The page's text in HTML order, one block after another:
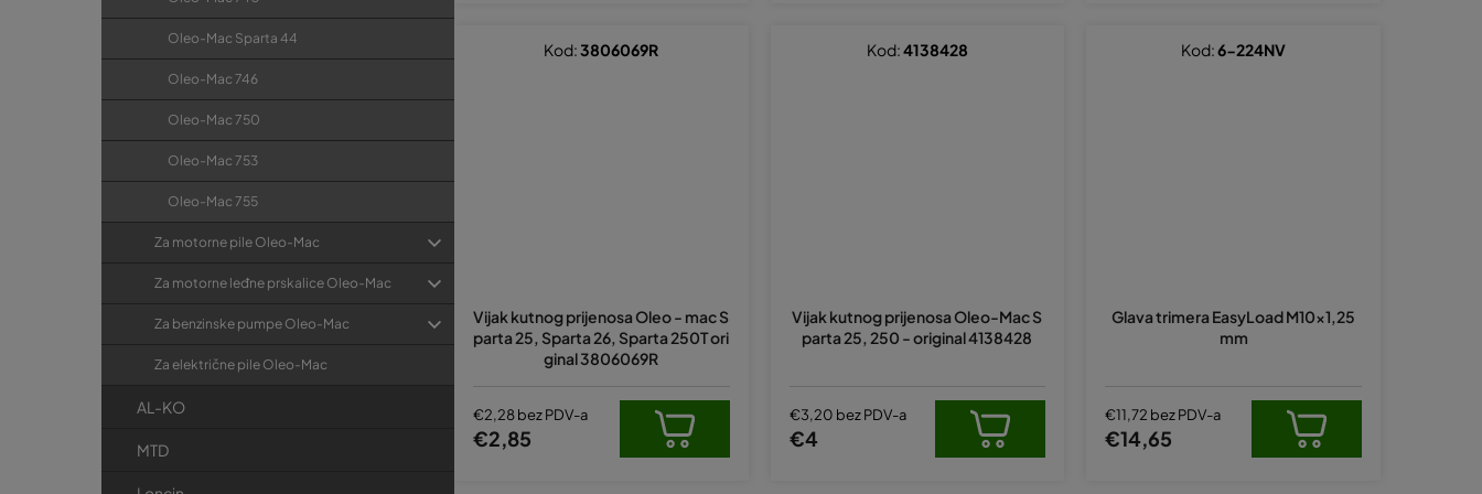
Oleo-Mac Sparta 44
Oleo-Mac 746
Oleo-Mac 750
Oleo-Mac 753
Oleo-Mac 755
Za motorne pile Oleo-Mac
Za motorne leđne prskalice Oleo-Mac
Za benzinske pumpe Oleo-Mac
Za električne pile Oleo-Mac
AL-KO
MTD
Vijak kutnog prijenosa Oleo - mac S
parta 25, Sparta 26, Sparta 250T ori
ginal 3806069R
€2,28 bez PDV-a
€2,85
Kod:3806069R
Vijak kutnog prijenosa Oleo-Mac S
parta 25, 250 - original 4138428
€3,20 bez PDV-a
€4
Kod:4138428
Glava trimera EasyLoad M10x1,25
mm
€11,72 bez PDV-a
€14,65
Kod:6-224NV